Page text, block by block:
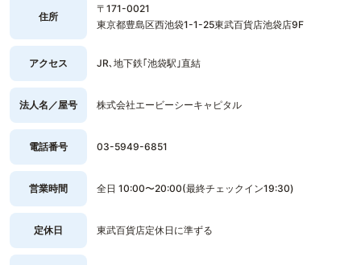
住所
〒171-0021
東京都豊島区西池袋1-1-25東武百貨店池袋店9F
アクセス JR､地下鉄｢池袋駅｣直結
法人名／屋号 株式会社エービーシーキャピタル
電話番号 03-5949-6851
営業時間 全日 10:00〜20:00(最終チェックイン19:30)
定休日 東武百貨店定休日に準ずる